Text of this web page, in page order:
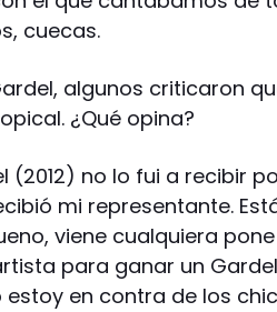
cuecas.
algunos criticaron
¿Qué opina?
(2012) no lo fui a recibir
mi representante.
viene cualquiera
para ganar un
en contra de los